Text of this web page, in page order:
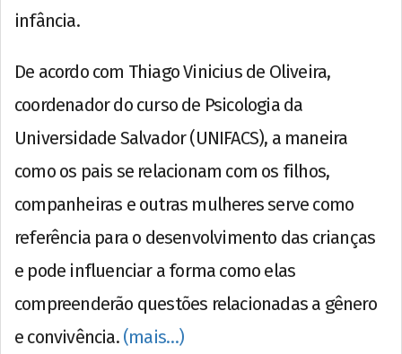
infância.
De acordo com Thiago Vinicius de Oliveira,
coordenador do curso de Psicologia da
Universidade Salvador (UNIFACS), a maneira
como os pais se relacionam com os filhos,
companheiras e outras mulheres serve como
referência para o desenvolvimento das crianças
e pode influenciar a forma como elas
compreenderão questões relacionadas a gênero
e convivência. (mais…)